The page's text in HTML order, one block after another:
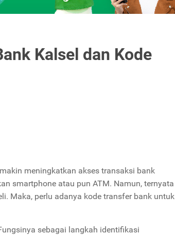
Kalsel dan Kode
meningkatkan akses transaksi bank
smartphone atau pun ATM. Namun, ternyata
Maka, perlu adanya kode transfer bank untuk
sebagai langkah identifikasi